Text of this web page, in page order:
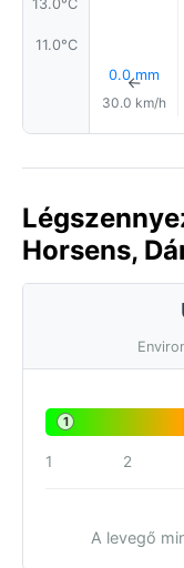
11.0°C
0.0 mm
↑
30.0 km/h
Horsens,
1
1 2
A levegő